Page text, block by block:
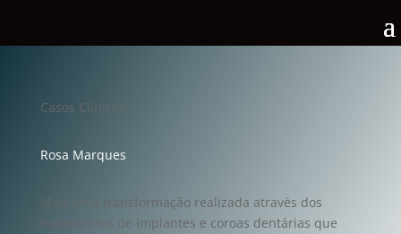
Casos Clínicos/
Rosa Marques
Mais uma transformação realizada através dos
tratamentos de implantes e coroas dentárias que